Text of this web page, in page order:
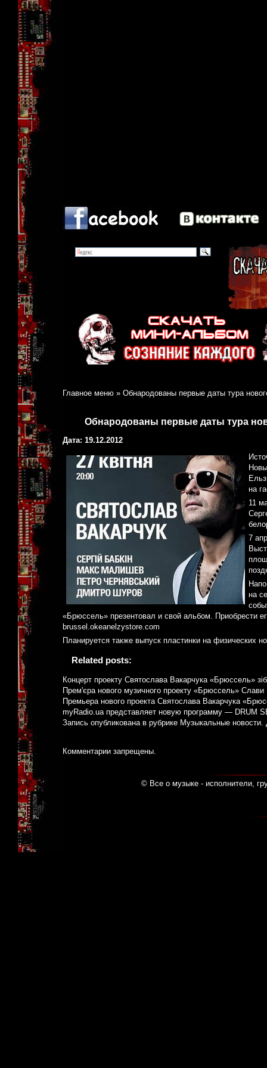
Главное меню » Обнародованы первые даты тура
Обнародованы первые даты тура
Дата: 19.12.2012
на
11
7
на
«Брюссель» презентовал и свой альбом. Приобрести
brussel.okeanelzystore.com
Планируется также выпуск пластинки на физических
Related posts:
Концерт проекту Святослава Вакарчука «Брюссель»
Прем'єра нового музичного проекту «Брюссель»
Премьера нового проекта Святослава Вакарчука
myRadio.ua представляет новую программу — DRUM
Запись опубликована в рубрике Музыкальные новости.
Комментарии запрещены.
© Все о музыке - исполнители,